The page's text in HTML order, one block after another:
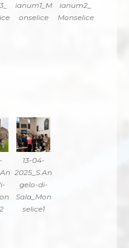
ianum1_M
onselice
ianum2_
Monselice
13-04-
2025_S.An
gelo-di-
Sala_Mon
selice1